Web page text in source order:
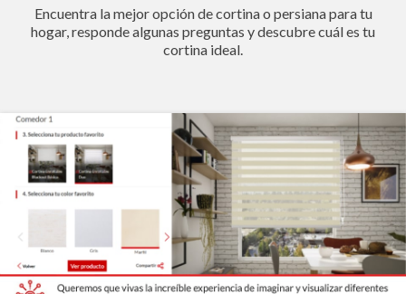
Encuentra la mejor opción de cortina o persiana para tu
hogar, responde algunas preguntas y descubre cuál es tu
cortina ideal.